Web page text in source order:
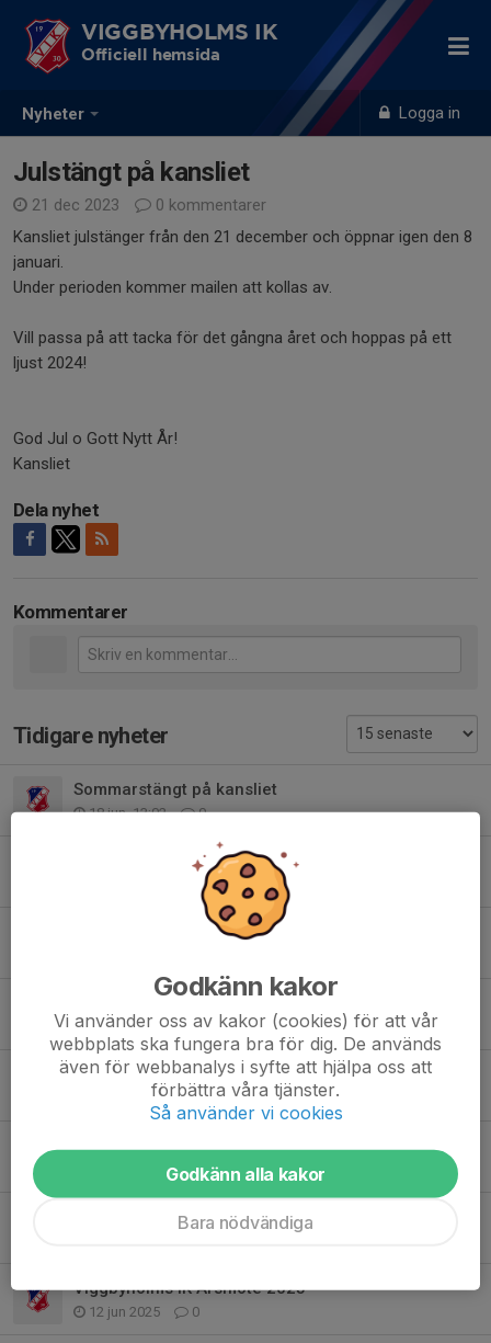
Nyheter Logga in
VIGGBYHOLMS IK
Officiell hemsida
Julstängt på kansliet
21 dec 2023
0 kommentarer
Kansliet julstänger från den 21 december och öppnar igen den 8
januari.
Under perioden kommer mailen att kollas av.
Vill passa på att tacka för det gångna året och hoppas på ett
ljust 2024!
God Jul o Gott Nytt År!
Kansliet
Dela nyhet
Kommentarer
Tidigare nyheter
Sommarstängt på kansliet
18 jun, 13:02 0
Viggbyholms IK Årsmöte 2026
15 okt 2025 0
Viggan är nu registrerad för Fritidskortet!
25 sep 2025 0
Ny ordförande huvudstyrelsen Viggbyholm IK
0
Sommarstängt på kansliet
Viggbyholms IK Årsmöte 2025
12 jun 2025 0
Godkänn kakor
Vi använder oss av kakor (cookies) för att vår
webbplats ska fungera bra för dig. De används
även för webbanalys i syfte att hjälpa oss att
förbättra våra tjänster.
Så använder vi cookies
Godkänn alla kakor
Bara nödvändiga